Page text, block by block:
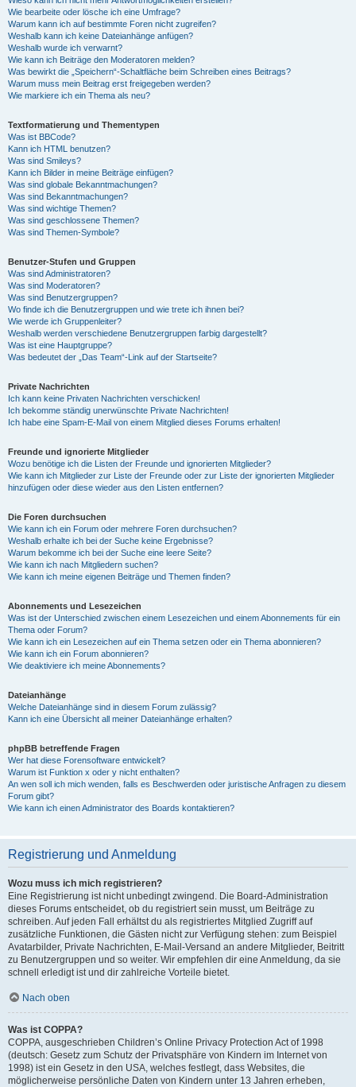
Wie bearbeite oder lösche ich eine Umfrage?
Warum kann ich auf bestimmte Foren nicht zugreifen?
Weshalb kann ich keine Dateianhänge anfügen?
Weshalb wurde ich verwarnt?
Wie kann ich Beiträge den Moderatoren melden?
Was bewirkt die „Speichern“-Schaltfläche beim Schreiben eines Beitrags?
Warum muss mein Beitrag erst freigegeben werden?
Wie markiere ich ein Thema als neu?
Textformatierung und Thementypen
Was ist BBCode?
Kann ich HTML benutzen?
Was sind Smileys?
Kann ich Bilder in meine Beiträge einfügen?
Was sind globale Bekanntmachungen?
Was sind Bekanntmachungen?
Was sind wichtige Themen?
Was sind geschlossene Themen?
Was sind Themen-Symbole?
Benutzer-Stufen und Gruppen
Was sind Administratoren?
Was sind Moderatoren?
Was sind Benutzergruppen?
Wo finde ich die Benutzergruppen und wie trete ich ihnen bei?
Wie werde ich Gruppenleiter?
Weshalb werden verschiedene Benutzergruppen farbig dargestellt?
Was ist eine Hauptgruppe?
Was bedeutet der „Das Team“-Link auf der Startseite?
Private Nachrichten
Ich kann keine Privaten Nachrichten verschicken!
Ich bekomme ständig unerwünschte Private Nachrichten!
Ich habe eine Spam-E-Mail von einem Mitglied dieses Forums erhalten!
Freunde und ignorierte Mitglieder
Wozu benötige ich die Listen der Freunde und ignorierten Mitglieder?
Wie kann ich Mitglieder zur Liste der Freunde oder zur Liste der ignorierten Mitglieder
hinzufügen oder diese wieder aus den Listen entfernen?
Die Foren durchsuchen
Wie kann ich ein Forum oder mehrere Foren durchsuchen?
Weshalb erhalte ich bei der Suche keine Ergebnisse?
Warum bekomme ich bei der Suche eine leere Seite?
Wie kann ich nach Mitgliedern suchen?
Wie kann ich meine eigenen Beiträge und Themen finden?
Abonnements und Lesezeichen
Was ist der Unterschied zwischen einem Lesezeichen und einem Abonnements für ein
Thema oder Forum?
Wie kann ich ein Lesezeichen auf ein Thema setzen oder ein Thema abonnieren?
Wie kann ich ein Forum abonnieren?
Wie deaktiviere ich meine Abonnements?
Dateianhänge
Welche Dateianhänge sind in diesem Forum zulässig?
Kann ich eine Übersicht all meiner Dateianhänge erhalten?
phpBB betreffende Fragen
Wer hat diese Forensoftware entwickelt?
Warum ist Funktion x oder y nicht enthalten?
An wen soll ich mich wenden, falls es Beschwerden oder juristische Anfragen zu diesem
Forum gibt?
Wie kann ich einen Administrator des Boards kontaktieren?
Registrierung und Anmeldung
Wozu muss ich mich registrieren?
Eine Registrierung ist nicht unbedingt zwingend. Die Board-Administration
dieses Forums entscheidet, ob du registriert sein musst, um Beiträge zu
schreiben. Auf jeden Fall erhältst du als registriertes Mitglied Zugriff auf
zusätzliche Funktionen, die Gästen nicht zur Verfügung stehen: zum Beispiel
Avatarbilder, Private Nachrichten, E-Mail-Versand an andere Mitglieder, Beitritt
zu Benutzergruppen und so weiter. Wir empfehlen dir eine Anmeldung, da sie
schnell erledigt ist und dir zahlreiche Vorteile bietet.
Nach oben
Was ist COPPA?
COPPA, ausgeschrieben Children’s Online Privacy Protection Act of 1998
(deutsch: Gesetz zum Schutz der Privatsphäre von Kindern im Internet von
1998) ist ein Gesetz in den USA, welches festlegt, dass Websites, die
möglicherweise persönliche Daten von Kindern unter 13 Jahren erheben,